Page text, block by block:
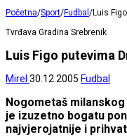
Početna/Sport/Fudbal /Luis
Tvrđava Gradina Srebrenik
Luis Figo putevima
Mirel 30.12.2005 Fudbal
Nogometaš
je izuzetno bogatu
najvjerojatnije i